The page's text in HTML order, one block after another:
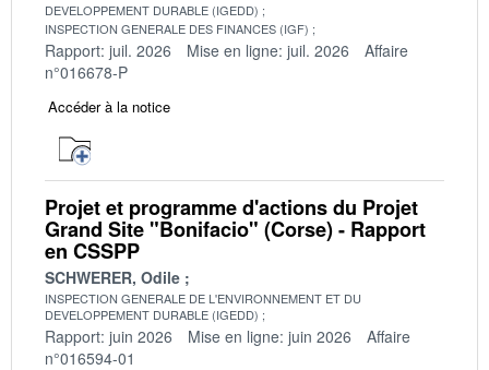
DEVELOPPEMENT DURABLE (IGEDD)
INSPECTION GENERALE DES FINANCES (IGF)
Rapport: juil. 2026 Mise en ligne: juil. 2026
Affaire
n°016678-P
Accéder à la notice
Projet et programme d'actions du Projet
Grand Site "Bonifacio" (Corse) - Rapport
en CSSPP
SCHWERER, Odile
INSPECTION GENERALE DE L'ENVIRONNEMENT ET DU
DEVELOPPEMENT DURABLE (IGEDD)
Rapport: juin 2026 Mise en ligne: juin 2026
Affaire
n°016594-01